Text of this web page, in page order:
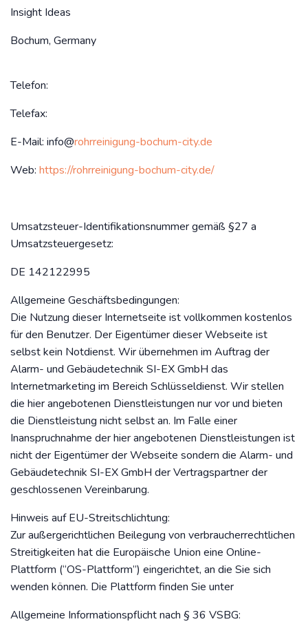
Insight Ideas
Bochum, Germany
Telefon:
Telefax:
‬E-Mail: info@rohrreinigung-bochum-city.de
Web: https://rohrreinigung-bochum-city.de/
Umsatzsteuer-Identifikationsnummer gemäß §27 a
Umsatzsteuergesetz:
DE 142122995
Allgemeine Geschäftsbedingungen:
Die Nutzung dieser Internetseite ist vollkommen kostenlos
für den Benutzer. Der Eigentümer dieser Webseite ist
selbst kein Notdienst. Wir übernehmen im Auftrag der
Alarm- und Gebäudetechnik SI-EX GmbH das
Internetmarketing im Bereich Schlüsseldienst. Wir stellen
die hier angebotenen Dienstleistungen nur vor und bieten
die Dienstleistung nicht selbst an. Im Falle einer
Inanspruchnahme der hier angebotenen Dienstleistungen ist
nicht der Eigentümer der Webseite sondern die Alarm- und
Gebäudetechnik SI-EX GmbH der Vertragspartner der
geschlossenen Vereinbarung.
Hinweis auf EU-Streitschlichtung:
Zur außergerichtlichen Beilegung von verbraucherrechtlichen
Streitigkeiten hat die Europäische Union eine Online-
Plattform (“OS-Plattform”) eingerichtet, an die Sie sich
wenden können. Die Plattform finden Sie unter
Allgemeine Informationspflicht nach § 36 VSBG: